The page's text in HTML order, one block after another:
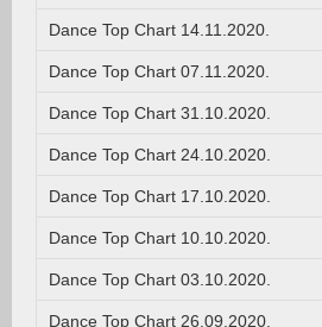
Dance Top Chart 14.11.2020.
Dance Top Chart 07.11.2020.
Dance Top Chart 31.10.2020.
Dance Top Chart 24.10.2020.
Dance Top Chart 17.10.2020.
Dance Top Chart 10.10.2020.
Dance Top Chart 03.10.2020.
Dance Top Chart 26.09.2020.